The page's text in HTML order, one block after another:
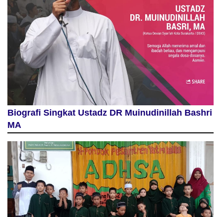
Biografi Singkat Ustadz DR Muinudinillah Bashri
MA